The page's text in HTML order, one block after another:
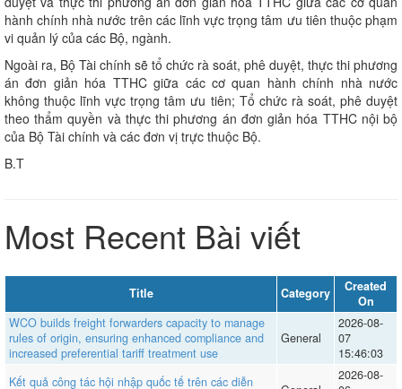
hành chính nhà nước trên các lĩnh vực trọng tâm ưu tiên thuộc phạm
vi quản lý của các Bộ, ngành.
Ngoài ra, Bộ Tài chính sẽ tổ chức rà soát, phê duyệt, thực thi phương
án đơn giản hóa TTHC giữa các cơ quan hành chính nhà nước
không thuộc lĩnh vực trọng tâm ưu tiên; Tổ chức rà soát, phê duyệt
theo thẩm quyền và thực thi phương án đơn giản hóa TTHC nội bộ
của Bộ Tài chính và các đơn vị trực thuộc Bộ.
B.T
Most Recent Bài viết
Title Category
Created
On
WCO builds freight forwarders capacity to manage
rules of origin, ensuring enhanced compliance and
increased preferential tariff treatment use
General
2026-08-
07
15:46:03
Kết quả công tác hội nhập quốc tế trên các diễn
2026-08-